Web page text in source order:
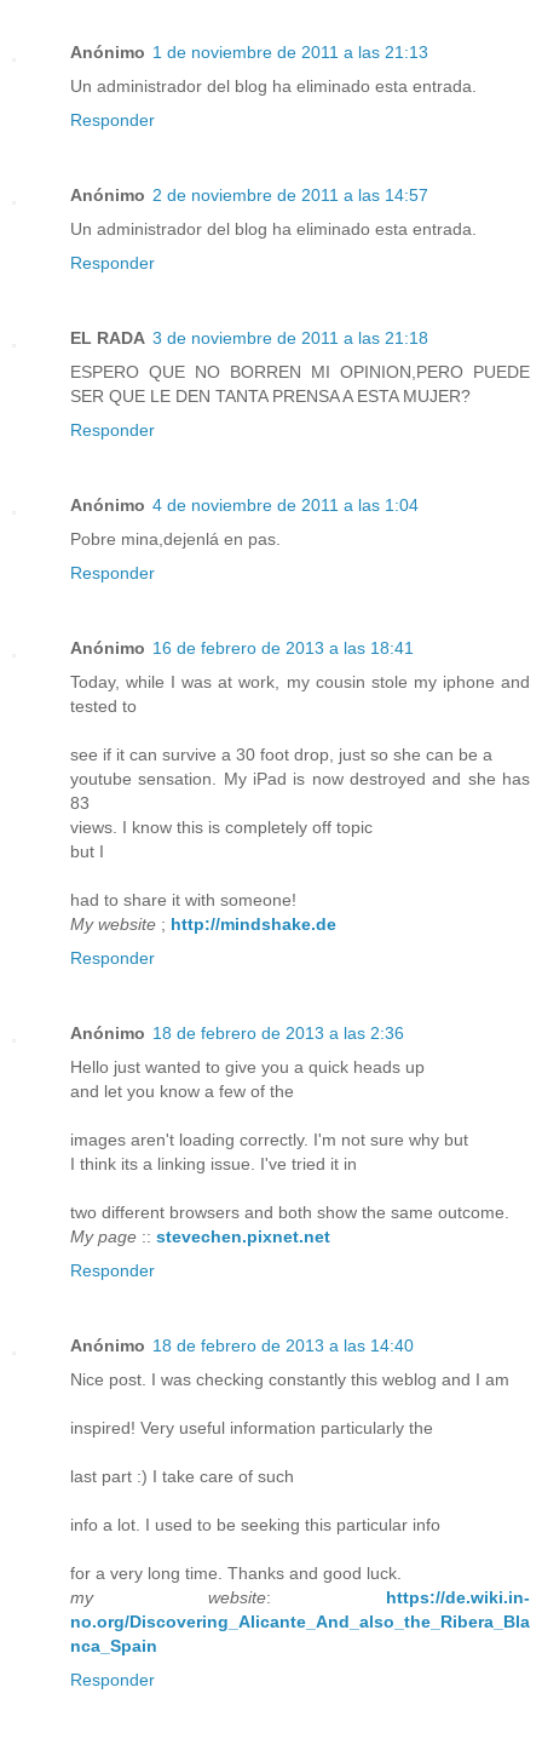
Anónimo 1 de noviembre de 2011 a las 21:13
Un administrador del blog ha eliminado esta entrada.
Responder
Anónimo 2 de noviembre de 2011 a las 14:57
Un administrador del blog ha eliminado esta entrada.
Responder
EL RADA 3 de noviembre de 2011 a las 21:18
ESPERO QUE NO BORREN MI OPINION,PERO PUEDE
SER QUE LE DEN TANTA PRENSA A ESTA MUJER?
Responder
Anónimo 4 de noviembre de 2011 a las 1:04
Pobre mina,dejenlá en pas.
Responder
Anónimo 16 de febrero de 2013 a las 18:41
Today, while I was at work, my cousin stole my iphone and
tested to
see if it can survive a 30 foot drop, just so she can be a
youtube sensation. My iPad is now destroyed and she has
83
views. I know this is completely off topic
but I
had to share it with someone!
My website ; http://mindshake.de
Responder
Anónimo 18 de febrero de 2013 a las 2:36
Hello just wanted to give you a quick heads up
and let you know a few of the
images aren't loading correctly. I'm not sure why but
I think its a linking issue. I've tried it in
two different browsers and both show the same outcome.
My page :: stevechen.pixnet.net
Responder
Anónimo 18 de febrero de 2013 a las 14:40
Nice post. I was checking constantly this weblog and I am
inspired! Very useful information particularly the
last part :) I take care of such
info a lot. I used to be seeking this particular info
for a very long time. Thanks and good luck.
my website: https://de.wiki.in-
no.org/Discovering_Alicante_And_also_the_Ribera_Bla
nca_Spain
Responder